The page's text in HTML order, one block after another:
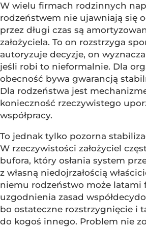
W wielu firmach rodzinnych
rodzeństwem nie ujawniają się
przez długi czas są
założyciela. To on rozstrzyga
autoryzuje decyzje, on
jeśli robi to nieformalnie. Dla
obecność bywa gwarancją
Dla rodzeństwa jest
konieczność rzeczywistego
współpracy.
To jednak tylko pozorna
W rzeczywistości założyciel
bufora, który osłania system
z własną niedojrzałością
niemu rodzeństwo może latami
uzgodnienia zasad
bo ostateczne rozstrzygnięcie i
do kogoś innego. Problem nie